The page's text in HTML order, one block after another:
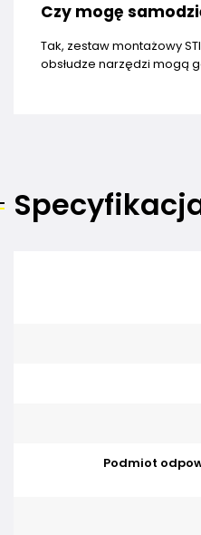
Czy mogę
Tak, zestaw montażowy
obsłudze narzędzi mogą
Podmiot